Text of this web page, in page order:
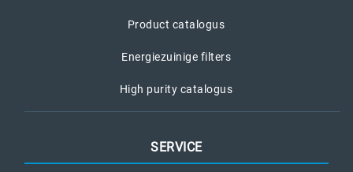
Product catalogus
Energiezuinige filters
High purity catalogus
SERVICE